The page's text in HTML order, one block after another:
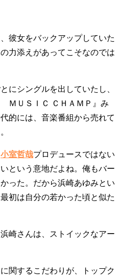
アル
移住という選択
の愛用品
のネクストステージ
方
彼女をバックアップしていた
力添えがあってこそなのでは
にシングルを出していたし、
ＭＵＳＩＣ ＣＨＡＭＰ』み
的には、音楽番組から売れて
小室哲哉プロデュースではない
という意地だよね。俺もバー
った。だから浜崎あゆみとい
初は自分の若かった頃と似た
崎さんは、ストイックなアー
関するこだわりが、トップク